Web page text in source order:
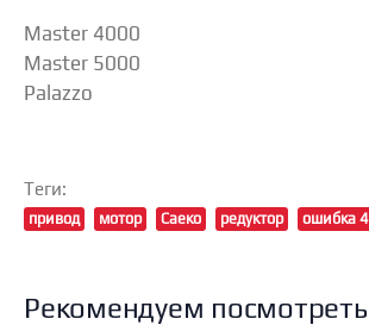
Master 4000
Master 5000
Palazzo
Теги:
привод мотор Саеко редуктор ошибка 4
Рекомендуем посмотреть